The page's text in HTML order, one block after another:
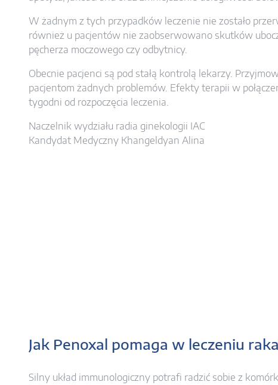
W żadnym z tych przypadków leczenie nie zostało
również u pacjentów nie zaobserwowano skutków
pęcherza moczowego czy odbytnicy.
Obecnie pacjenci są pod stałą kontrolą lekarzy.
pacjentom żadnych problemów. Efekty terapii w
tygodni od rozpoczęcia leczenia.
Naczelnik wydziału radia ginekologii IAC
Kandydat Medyczny Khangeldyan Alina
Jak Penoxal pomaga w leczeniu
Silny układ immunologiczny potrafi radzić sobie z